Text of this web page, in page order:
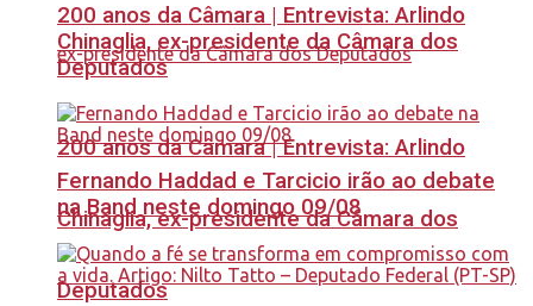
200 anos da Câmara | Entrevista: Arlindo
Chinaglia, ex-presidente da Câmara dos
Deputados
200 anos da Câmara | Entrevista: Arlindo
Chinaglia, ex-presidente da Câmara dos
Deputados
Fernando Haddad e Tarcicio irão ao debate
na Band neste domingo 09/08